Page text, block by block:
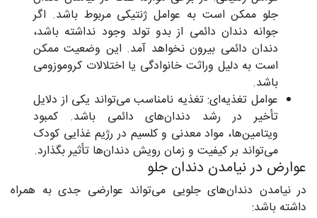
جلو ممکن است به عوامل ژنتیکی مربوط باشد. اگر
جوانه دندان دائمی از بدو تولد وجود نداشته باشد،
دندان دائمی بیرون نخواهد آمد. این وضعیت ممکن
است به دلیل وراثت خانوادگی یا اختلالات کروموزومی
باشد.
عوامل تغذیه‌ای: تغذیه نامناسب می‌تواند یکی از دلایل
تأخیر در رشد دندان‌های دائمی باشد. کمبود
ویتامین‌ها، مواد معدنی و کلسیم در رژیم غذایی کودک
می‌تواند بر کیفیت و زمان رویش دندان‌ها تأثیر بگذارد.
عوارض در نیامدن دندان جلو
در نیامدن دندان‌های جلویی می‌تواند عوارضی جدی به همراه
داشته باشد: